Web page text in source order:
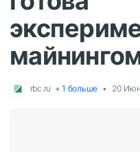
rbc.ru + 1 больше 20